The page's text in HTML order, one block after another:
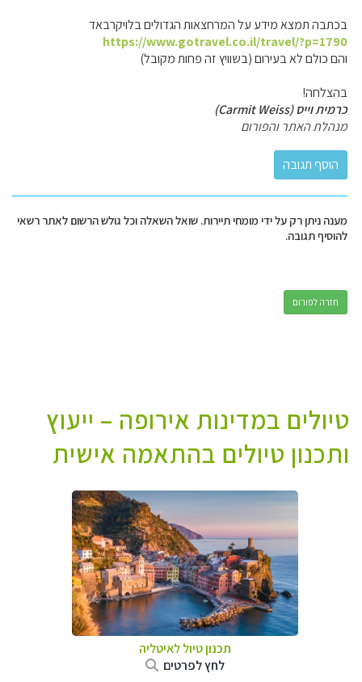
בכתבה תמצא מידע על המרחצאות הגדולים בלויקרבאד
https://www.gotravel.co.il/travel/?p=1790
והם כולם לא בעירום (בשוויץ זה פחות מקובל)
בהצלחה!
כרמית וייס (Carmit Weiss)
מנהלת האתר והפורום
מענה ניתן רק על ידי מומחי תיירות. שואל השאלה וכל גולש הרשום לאתר רשאי
להוסיף תגובה.
חזרה לפורום
טיולים במדינות אירופה – ייעוץ
ותכנון טיולים בהתאמה אישית
תכנון טיול לאיטליה
לחץ לפרטים